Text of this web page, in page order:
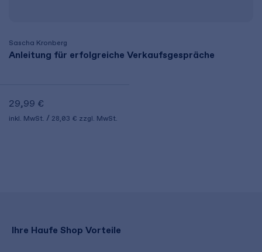
Sascha Kronberg
Anleitung für erfolgreiche Verkaufsgespräche
29,99 €
inkl. MwSt. 28,03 € zzgl. MwSt.
Ihre Haufe Shop Vorteile